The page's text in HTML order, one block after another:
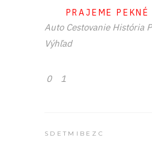
PRAJEME
Auto Cestovanie História
Výhľad
0 1
SDETMIBEZC